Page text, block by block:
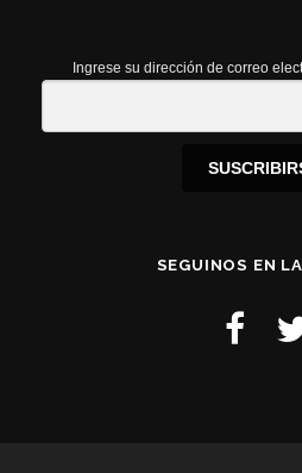
Ingrese su dirección de correo
SEGUINOS EN